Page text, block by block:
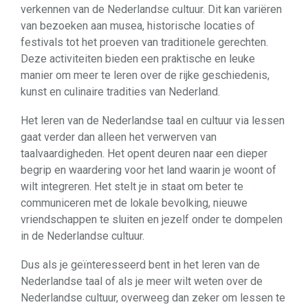
verkennen van de Nederlandse cultuur. Dit kan variëren
van bezoeken aan musea, historische locaties of
festivals tot het proeven van traditionele gerechten.
Deze activiteiten bieden een praktische en leuke
manier om meer te leren over de rijke geschiedenis,
kunst en culinaire tradities van Nederland.
Het leren van de Nederlandse taal en cultuur via lessen
gaat verder dan alleen het verwerven van
taalvaardigheden. Het opent deuren naar een dieper
begrip en waardering voor het land waarin je woont of
wilt integreren. Het stelt je in staat om beter te
communiceren met de lokale bevolking, nieuwe
vriendschappen te sluiten en jezelf onder te dompelen
in de Nederlandse cultuur.
Dus als je geïnteresseerd bent in het leren van de
Nederlandse taal of als je meer wilt weten over de
Nederlandse cultuur, overweeg dan zeker om lessen te